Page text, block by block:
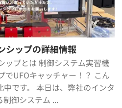
シップの詳細情報
ップとは 制御システム実習機
でUFOキャッチャー！？ こん
です。 本日は、弊社のインタ
御システム ...